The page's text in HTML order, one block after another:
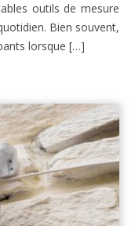
outils de mesure
Bien souvent,
lorsque […]